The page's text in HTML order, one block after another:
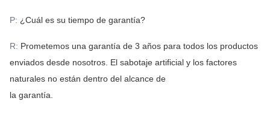
P: ¿Cuál es su tiempo de garantía?
R: Prometemos una garantía de 3 años para todos los productos
enviados desde nosotros. El sabotaje artificial y los factores
naturales no están dentro del alcance de
la garantía.